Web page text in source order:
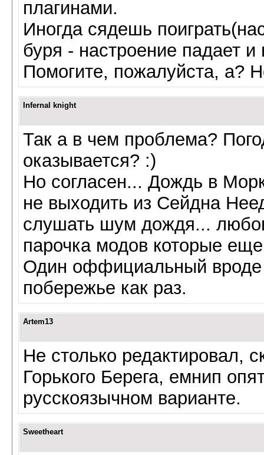
плагинами.
Иногда сядешь
буря - настроение падает и
Помогите, пожалуйста, а?
Infernal knight
Так а в чем проблема?
оказывается? :)
Но согласен... Дождь в
не выходить из Сейдна
слушать шум дождя...
парочка модов которые
Один оффициальный вроде
побережье как раз.
Artem13
Не столько редактировал,
Горького Берега, емнип
русскоязычном варианте.
Sweetheart